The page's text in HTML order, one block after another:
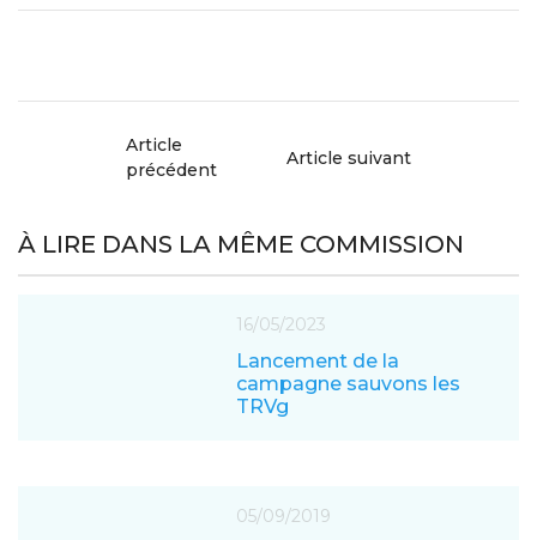
Article
précédent
Article suivant
À LIRE DANS LA MÊME COMMISSION
16/05/2023
Lancement de la
campagne sauvons les
TRVg
05/09/2019